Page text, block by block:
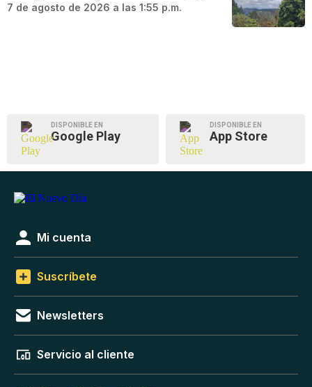
7 de agosto de 2026 a las 1:55 p.m.
DISPONIBLE EN
Google Play
DISPONIBLE EN
App Store
Mi cuenta
Suscríbete
Newsletters
Servicio al cliente